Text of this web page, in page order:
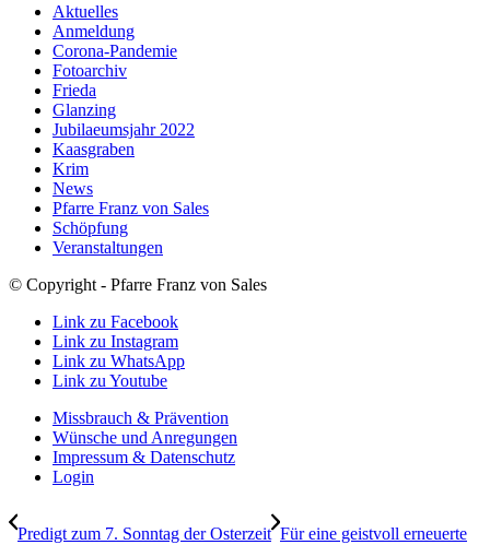
Aktuelles
Anmeldung
Corona-Pandemie
Fotoarchiv
Frieda
Glanzing
Jubilaeumsjahr 2022
Kaasgraben
Krim
News
Pfarre Franz von Sales
Schöpfung
Veranstaltungen
© Copyright - Pfarre Franz von Sales
Link zu Facebook
Link zu Instagram
Link zu WhatsApp
Link zu Youtube
Missbrauch & Prävention
Wünsche und Anregungen
Impressum & Datenschutz
Login
Predigt zum 7. Sonntag der Osterzeit Für eine geistvoll erneuerte